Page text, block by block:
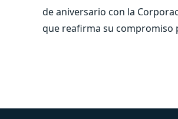
de aniversario con la
que reafirma su compromiso